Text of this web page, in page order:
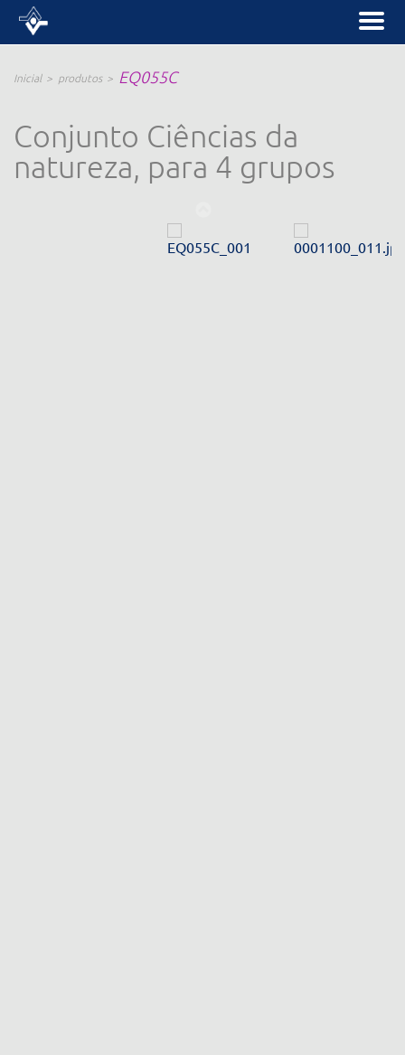
Inicial produtos EQ055C
Conjunto Ciências da
natureza, para 4 grupos